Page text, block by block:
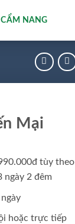
NANG
Mại
tùy theo
ngày 2 đêm
hoặc trực tiếp